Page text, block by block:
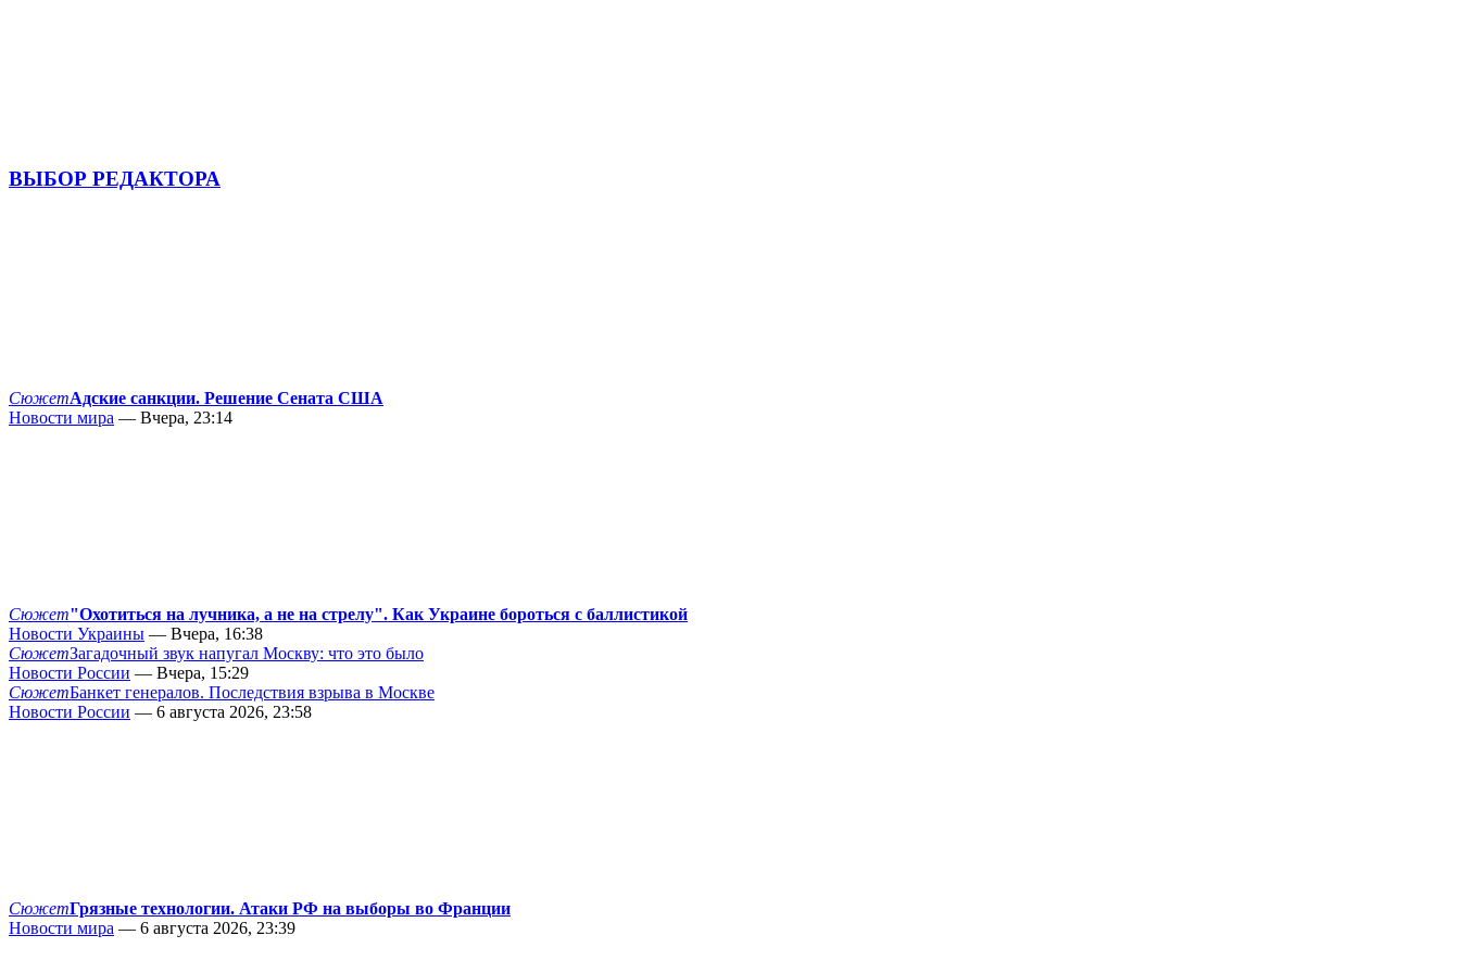
ВЫБОР РЕДАКТОРА
СюжетАдские санкции. Решение Сената США
Новости мира — Вчера, 23:14
Сюжет"Охотиться на лучника, а не на стрелу". Как Украине бороться с баллистикой
Новости Украины — Вчера, 16:38
СюжетЗагадочный звук напугал Москву: что это было
Новости России — Вчера, 15:29
СюжетБанкет генералов. Последствия взрыва в Москве
Новости России — 6 августа 2026, 23:58
СюжетГрязные технологии. Атаки РФ на выборы во Франции
Новости мира — 6 августа 2026, 23:39